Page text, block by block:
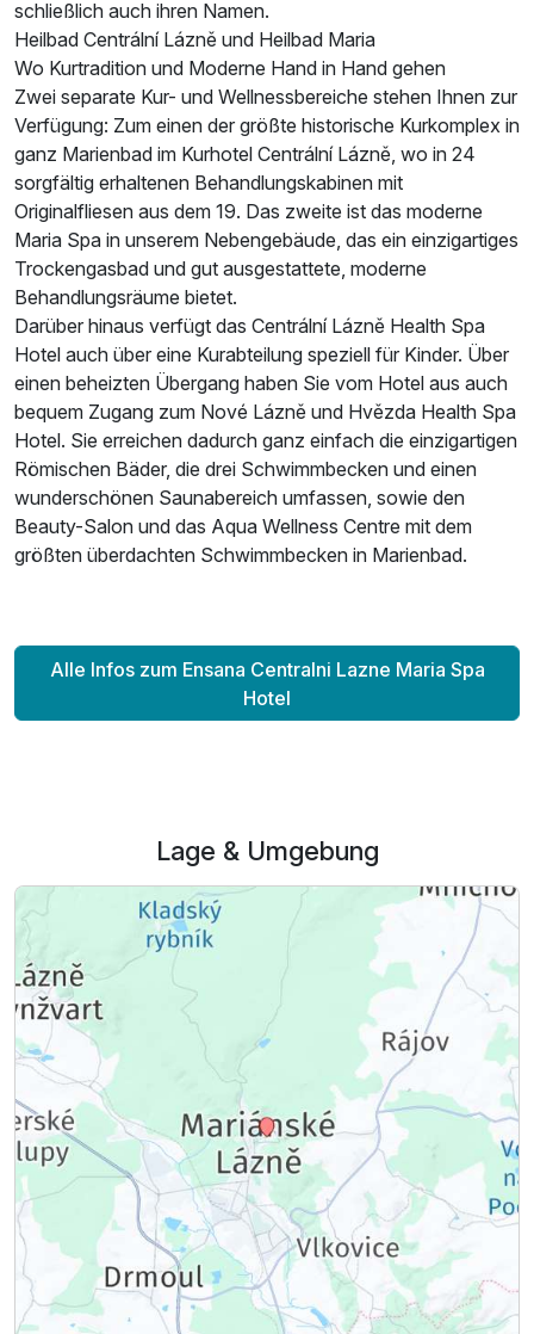
Ausstattung
Für 4 Tage p.P. ab396,00 €
Doppelzimmer Superior B
2 Erwachsene und 1 Kind
schließlich auch ihren Namen.
Heilbad Centrální Lázně und Heilbad Maria
Wo Kurtradition und Moderne Hand in Hand gehen
Zwei separate Kur- und Wellnessbereiche stehen Ihnen zur
Verfügung: Zum einen der größte historische Kurkomplex in
ganz Marienbad im Kurhotel Centrální Lázně, wo in 24
sorgfältig erhaltenen Behandlungskabinen mit
Originalfliesen aus dem 19. Das zweite ist das moderne
Maria Spa in unserem Nebengebäude, das ein einzigartiges
Trockengasbad und gut ausgestattete, moderne
Behandlungsräume bietet.
Darüber hinaus verfügt das Centrální Lázně Health Spa
Hotel auch über eine Kurabteilung speziell für Kinder. Über
einen beheizten Übergang haben Sie vom Hotel aus auch
bequem Zugang zum Nové Lázně und Hvězda Health Spa
Hotel. Sie erreichen dadurch ganz einfach die einzigartigen
Römischen Bäder, die drei Schwimmbecken und einen
wunderschönen Saunabereich umfassen, sowie den
Beauty-Salon und das Aqua Wellness Centre mit dem
größten überdachten Schwimmbecken in Marienbad.
Alle Infos zum Ensana Centralni Lazne Maria Spa
Hotel
Lage & Umgebung